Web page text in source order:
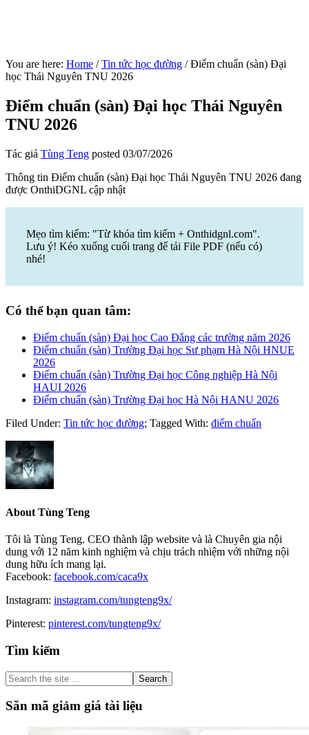
You are here: Home / Tin tức học đường /Điểm chuẩn (sàn) Đại
học Thái Nguyên TNU 2026
Điểm chuẩn (sàn) Đại học Thái Nguyên
TNU 2026
Tác giả Tùng Teng posted 03/07/2026
Thông tin Điểm chuẩn (sàn) Đại học Thái Nguyên TNU 2026 đang
được OnthiDGNL cập nhật
Mẹo tìm kiếm: "Từ khóa tìm kiếm + Onthidgnl.com".
Lưu ý! Kéo xuống cuối trang để tải File PDF (nếu có)
nhé!
Có thể bạn quan tâm:
Điểm chuẩn (sàn) Đại học Cao Đẳng các trường năm 2026
Điểm chuẩn (sàn) Trường Đại học Sư phạm Hà Nội HNUE
2026
Điểm chuẩn (sàn) Trường Đại học Công nghiệp Hà Nội
HAUI 2026
Điểm chuẩn (sàn) Trường Đại học Hà Nội HANU 2026
Filed Under: Tin tức học đường; Tagged With: điểm chuẩn
About Tùng Teng
Tôi là Tùng Teng. CEO thành lập website và là Chuyên gia nội
dung với 12 năm kinh nghiệm và chịu trách nhiệm với những nội
dung hữu ích mang lại.
Facebook: facebook.com/caca9x
Instagram: instagram.com/tungteng9x/
Pinterest: pinterest.com/tungteng9x/
Primary
Sidebar
Tìm kiếm
Search
the
site
...
Săn mã giảm giá tài liệu